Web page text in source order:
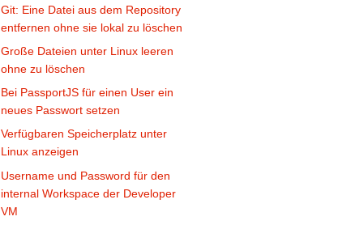
Git: Eine Datei aus dem Repository
entfernen ohne sie lokal zu löschen
Große Dateien unter Linux leeren
ohne zu löschen
Bei PassportJS für einen User ein
neues Passwort setzen
Verfügbaren Speicherplatz unter
Linux anzeigen
Username und Password für den
internal Workspace der Developer
VM